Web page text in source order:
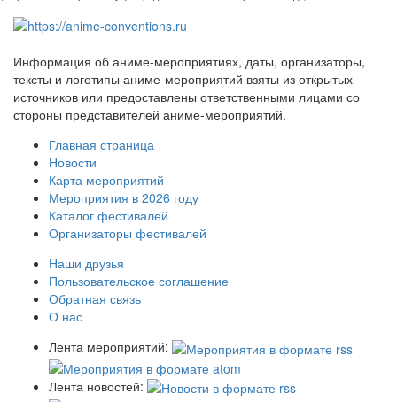
Информация об аниме-мероприятиях, даты, организаторы,
тексты и логотипы аниме-мероприятий взяты из открытых
источников или предоставлены ответственными лицами со
стороны представителей аниме-мероприятий.
Главная страница
Новости
Карта мероприятий
Мероприятия в 2026 году
Каталог фестивалей
Организаторы фестивалей
Наши друзья
Пользовательское соглашение
Обратная связь
О нас
Лента мероприятий:
Лента новостей: